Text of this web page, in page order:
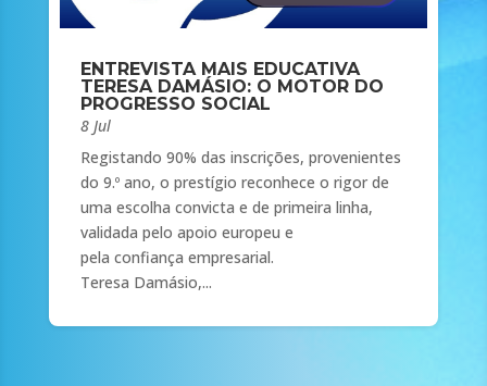
ENTREVISTA MAIS EDUCATIVA
TERESA DAMÁSIO: O MOTOR DO
PROGRESSO SOCIAL
8 Jul
Registando 90% das inscrições, provenientes
do 9.º ano, o prestígio reconhece o rigor de
uma escolha convicta e de primeira linha,
validada pelo apoio europeu e
pela confiança empresarial.
Teresa Damásio,...